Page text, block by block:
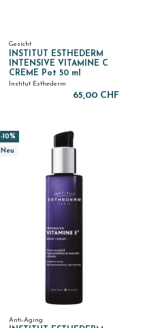
Gesicht
INSTITUT ESTHEDERM
INTENSIVE VITAMINE C
CREME Pot 50 ml
Institut Esthederm
65,00 CHF
-10%
Neu
Anti-Aging